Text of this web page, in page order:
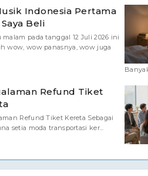
Indonesia Pertama
Beli
malam pada tanggal 12 Juli 2026 ini
wow, wow panasnya, wow juga
Banyak
Refund Tiket
Refund Tiket Kereta Sebagai
setia moda transportasi ker...